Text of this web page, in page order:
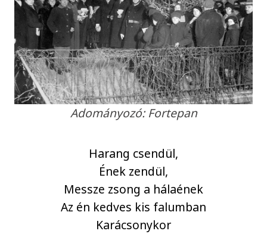
Adományozó: Fortepan
Harang csendül,
Ének zendül,
Messze zsong a hálaének
Az én kedves kis falumban
Karácsonykor